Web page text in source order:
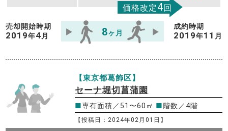
価格改定4回
売却開始時期
2019年4 月 8ヶ月
成約時期
2019年11 月
【東京都葛飾区】
セーナ堀切菖蒲園
■専有面積／51〜60㎡ ■階数／4階
【投稿日：2024年02月01日】